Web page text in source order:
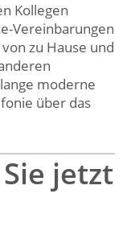
Kollegen
Vereinbarungen
zu Hause und
moderne
über das
jetzt